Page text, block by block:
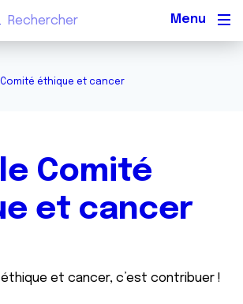
Comité éthique et cancer
Comité
et cancer
éthique et cancer, c’est contribuer !